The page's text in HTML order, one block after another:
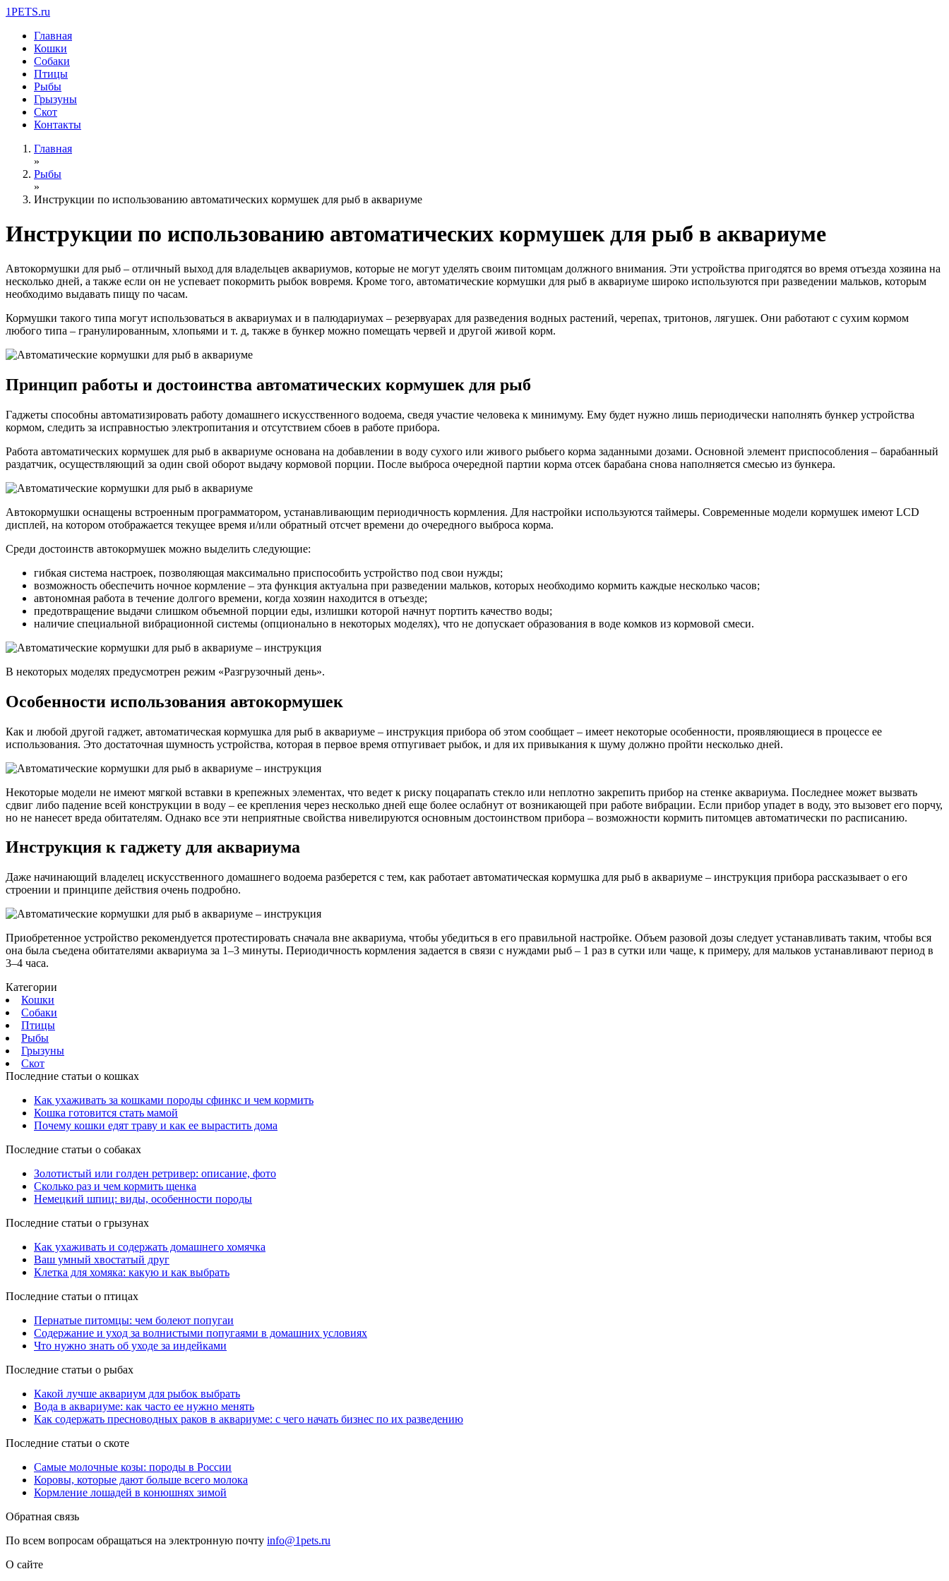
1PETS.ru
Главная
Кошки
Собаки
Птицы
Рыбы
Грызуны
Скот
Контакты
Главная
»
Рыбы
»
Инструкции по использованию автоматических кормушек для рыб в аквариуме
Инструкции по использованию автоматических кормушек для рыб в аквариуме
Автокормушки для рыб – отличный выход для владельцев аквариумов, которые не могут уделять своим питомцам должного внимания. Эти устройства пригодятся во время отъезда хозяина на
несколько дней, а также если он не успевает покормить рыбок вовремя. Кроме того, автоматические кормушки для рыб в аквариуме широко используются при разведении мальков, которым
необходимо выдавать пищу по часам.
Кормушки такого типа могут использоваться в аквариумах и в палюдариумах – резервуарах для разведения водных растений, черепах, тритонов, лягушек. Они работают с сухим кормом
любого типа – гранулированным, хлопьями и т. д, также в бункер можно помещать червей и другой живой корм.
Принцип работы и достоинства автоматических кормушек для рыб
Гаджеты способны автоматизировать работу домашнего искусственного водоема, сведя участие человека к минимуму. Ему будет нужно лишь периодически наполнять бункер устройства
кормом, следить за исправностью электропитания и отсутствием сбоев в работе прибора.
Работа автоматических кормушек для рыб в аквариуме основана на добавлении в воду сухого или живого рыбьего корма заданными дозами. Основной элемент приспособления – барабанный
раздатчик, осуществляющий за один свой оборот выдачу кормовой порции. После выброса очередной партии корма отсек барабана снова наполняется смесью из бункера.
Автокормушки оснащены встроенным программатором, устанавливающим периодичность кормления. Для настройки используются таймеры. Современные модели кормушек имеют LCD
дисплей, на котором отображается текущее время и/или обратный отсчет времени до очередного выброса корма.
Среди достоинств автокормушек можно выделить следующие:
гибкая система настроек, позволяющая максимально приспособить устройство под свои нужды;
возможность обеспечить ночное кормление – эта функция актуальна при разведении мальков, которых необходимо кормить каждые несколько часов;
автономная работа в течение долгого времени, когда хозяин находится в отъезде;
предотвращение выдачи слишком объемной порции еды, излишки которой начнут портить качество воды;
наличие специальной вибрационной системы (опционально в некоторых моделях), что не допускает образования в воде комков из кормовой смеси.
В некоторых моделях предусмотрен режим «Разгрузочный день».
Особенности использования автокормушек
Как и любой другой гаджет, автоматическая кормушка для рыб в аквариуме – инструкция прибора об этом сообщает – имеет некоторые особенности, проявляющиеся в процессе ее
использования. Это достаточная шумность устройства, которая в первое время отпугивает рыбок, и для их привыкания к шуму должно пройти несколько дней.
Некоторые модели не имеют мягкой вставки в крепежных элементах, что ведет к риску поцарапать стекло или неплотно закрепить прибор на стенке аквариума. Последнее может вызвать
сдвиг либо падение всей конструкции в воду – ее крепления через несколько дней еще более ослабнут от возникающей при работе вибрации. Если прибор упадет в воду, это вызовет его порчу,
но не нанесет вреда обитателям. Однако все эти неприятные свойства нивелируются основным достоинством прибора – возможности кормить питомцев автоматически по расписанию.
Инструкция к гаджету для аквариума
Даже начинающий владелец искусственного домашнего водоема разберется с тем, как работает автоматическая кормушка для рыб в аквариуме – инструкция прибора рассказывает о его
строении и принципе действия очень подробно.
Приобретенное устройство рекомендуется протестировать сначала вне аквариума, чтобы убедиться в его правильной настройке. Объем разовой дозы следует устанавливать таким, чтобы вся
она была съедена обитателями аквариума за 1–3 минуты. Периодичность кормления задается в связи с нуждами рыб – 1 раз в сутки или чаще, к примеру, для мальков устанавливают период в
3–4 часа.
Категории
Кошки
Собаки
Птицы
Рыбы
Грызуны
Скот
Последние статьи о кошках
Как ухаживать за кошками породы сфинкс и чем кормить
Кошка готовится стать мамой
Почему кошки едят траву и как ее вырастить дома
Последние статьи о собаках
Золотистый или голден ретривер: описание, фото
Сколько раз и чем кормить щенка
Немецкий шпиц: виды, особенности породы
Последние статьи о грызунах
Как ухаживать и содержать домашнего хомячка
Ваш умный хвостатый друг
Клетка для хомяка: какую и как выбрать
Последние статьи о птицах
Пернатые питомцы: чем болеют попугаи
Содержание и уход за волнистыми попугаями в домашних условиях
Что нужно знать об уходе за индейками
Последние статьи о рыбах
Какой лучше аквариум для рыбок выбрать
Вода в аквариуме: как часто ее нужно менять
Как содержать пресноводных раков в аквариуме: с чего начать бизнес по их разведению
Последние статьи о скоте
Самые молочные козы: породы в России
Коровы, которые дают больше всего молока
Кормление лошадей в конюшнях зимой
Обратная связь
По всем вопросам обращаться на электронную почту info@1pets.ru
О сайте